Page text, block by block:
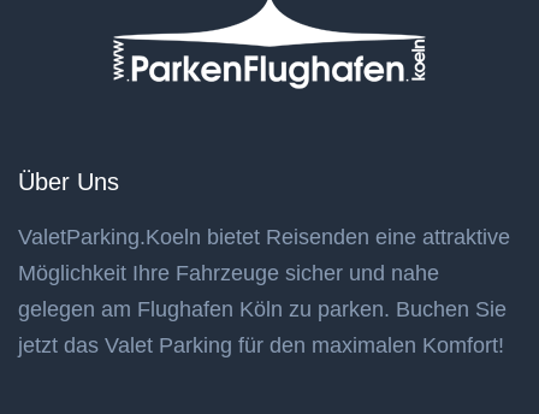
Über Uns
ValetParking.Koeln bietet Reisenden eine attraktive
Möglichkeit Ihre Fahrzeuge sicher und nahe
gelegen am Flughafen Köln zu parken. Buchen Sie
jetzt das Valet Parking für den maximalen Komfort!